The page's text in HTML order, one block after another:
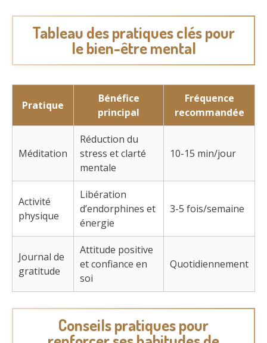
Tableau des pratiques clés pour
le bien-être mental
Pratique
Bénéfice
principal
Fréquence
recommandée
Méditation
Réduction du
stress et clarté
mentale
10-15 min/jour
Activité
physique
Libération
d’endorphines et
énergie
3-5 fois/semaine
Journal de
gratitude
Attitude positive
et confiance en
soi
Quotidiennement
Conseils pratiques pour